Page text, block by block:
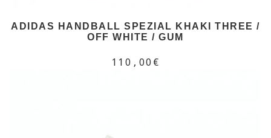
ADIDAS HANDBALL SPEZIAL KHAKI THREE /
OFF WHITE / GUM
110,00€